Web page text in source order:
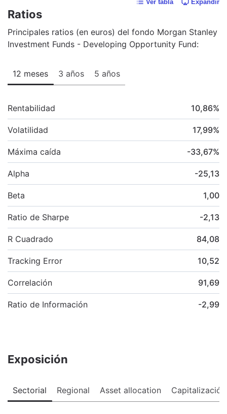
Ver tabla Expandir
Ratios
Principales ratios (en euros) del fondo Morgan Stanley
Investment Funds - Developing Opportunity Fund:
12 meses 3 años 5 años
Rentabilidad 10,86%
Volatilidad 17,99%
Máxima caída -33,67%
Alpha -25,13
Beta 1,00
Ratio de Sharpe -2,13
R Cuadrado 84,08
Tracking Error 10,52
Correlación 91,69
Ratio de Información -2,99
Exposición
Sectorial Regional Asset allocation Capitalización